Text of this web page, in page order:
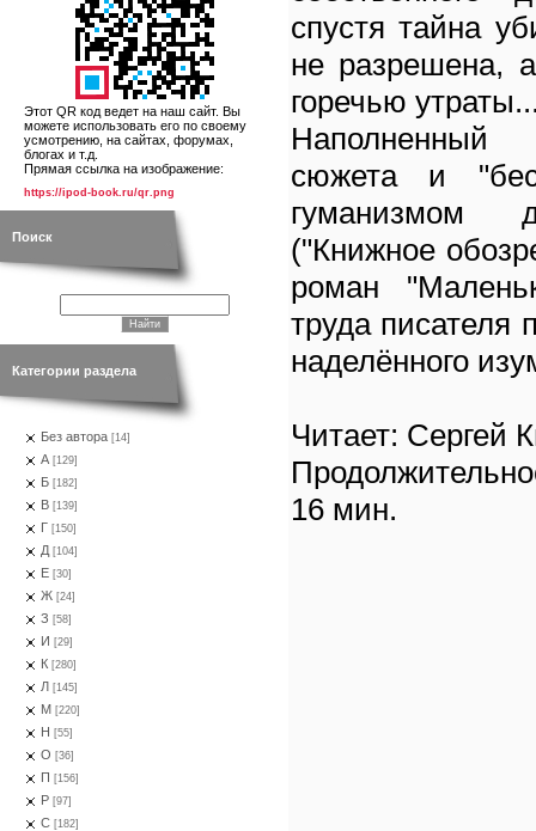
Этот QR код ведет на наш сайт. Вы
можете использовать его по своему
усмотрению, на сайтах, форумах,
блогах и т.д.
Прямая ссылка на изображение:
https://ipod-book.ru/qr.png
Поиск
Категории раздела
Без автора [14]
А [129]
Б [182]
В [139]
Г [150]
Д [104]
Е [30]
Ж [24]
З [58]
И [29]
К [280]
Л [145]
М [220]
Н [55]
О [36]
П [156]
Р [97]
С [182]
спустя тайна
не разрешена,
горечью
Наполненный
сюжета и
гуманизмом
("Книжное
роман
труда писателя
наделённого
Читает: Сергей
16 мин.